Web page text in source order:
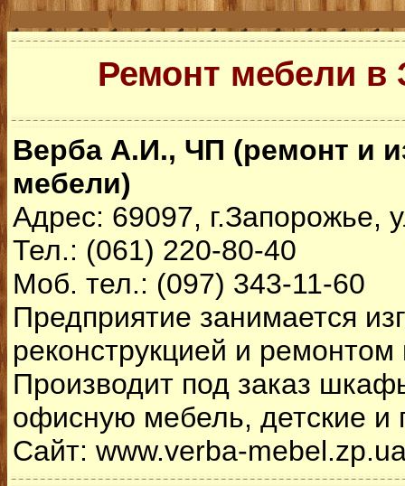
Ремонт мебели в
Верба А.И., ЧП (ремонт и
мебели)
Адрес: 69097, г.Запорожье,
Тел.: (061) 220-80-40
Моб. тел.: (097) 343-11-60
Предприятие занимается
реконструкцией и
Производит под заказ
офисную мебель, детские и
Сайт: www.verba-